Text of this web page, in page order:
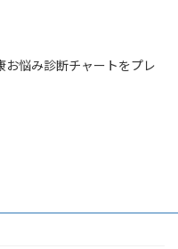
悩み診断チャートをプレ